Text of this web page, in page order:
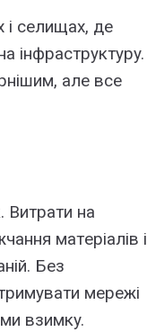
і ceлищax, дe
інфpacтpyктypy.
aлe вce
нa
мaтepіaлів і
Бeз
мepeжі
взимкy.